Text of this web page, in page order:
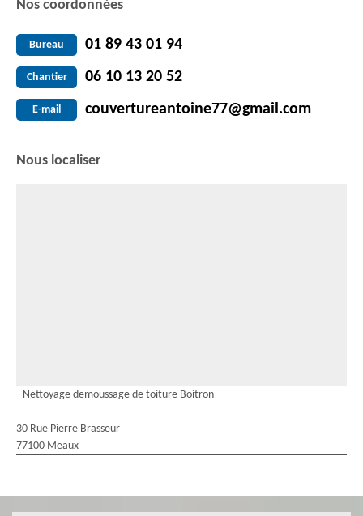
Nos coordonnées
Bureau 01 89 43 01 94
Chantier 06 10 13 20 52
E-mail couvertureantoine77@gmail.com
Nous localiser
Nettoyage demoussage de toiture Boitron
30 Rue Pierre Brasseur
77100 Meaux